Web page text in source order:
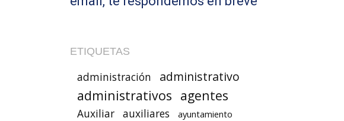
ETIQUETAS
administración administrativo
administrativos agentes
Auxiliar auxiliares ayuntamiento